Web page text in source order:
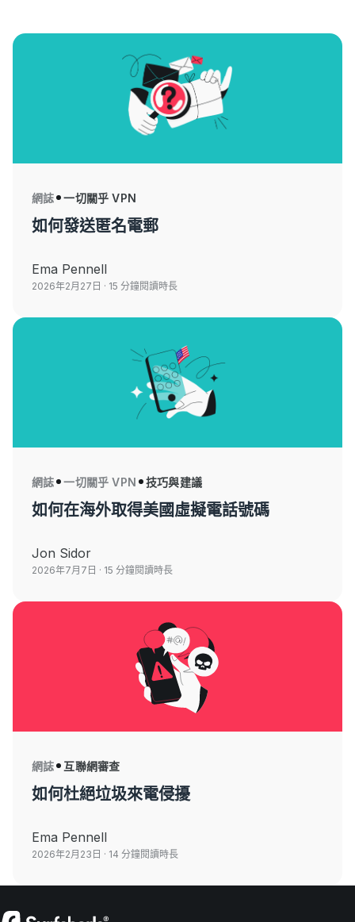
網誌 一切關乎 VPN
如何發送匿名電郵
Ema Pennell
2026年2月27日 · 15 分鐘閱讀時長
網誌 一切關乎 VPN 技巧與建議
如何在海外取得美國虛擬電話號碼
Jon Sidor
2026年7月7日 · 15 分鐘閱讀時長
網誌 互聯網審查
如何杜絕垃圾來電侵擾
Ema Pennell
2026年2月23日 · 14 分鐘閱讀時長